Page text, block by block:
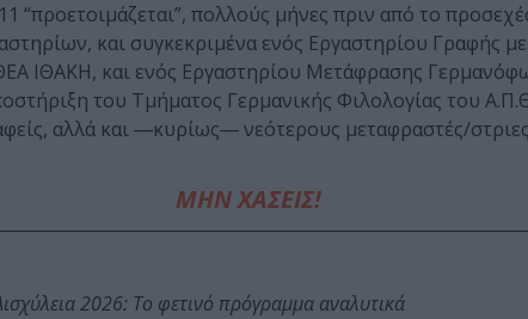
“προετοιμάζεται”, πολλούς μήνες πριν από το
και συγκεκριμένα ενός Εργαστηρίου Γραφής
ΙΘΑΚΗ, και ενός Εργαστηρίου Μετάφρασης
του Τμήματος Γερμανικής Φιλολογίας του
αλλά και ―κυρίως― νεότερους μεταφραστές/
ΜΗΝ ΧΑΣΕΙΣ!
2026: Το φετινό πρόγραμμα αναλυτικά